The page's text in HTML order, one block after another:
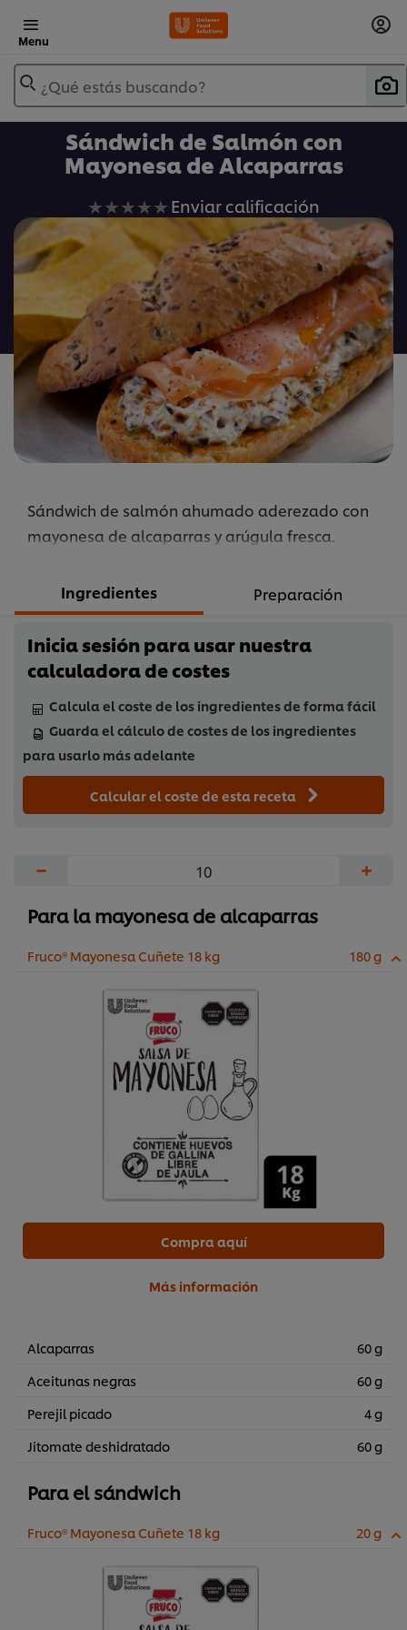
Menu
¿Qué estás buscando?
Sándwich de Salmón con
Mayonesa de Alcaparras
No
se
han
enviado
calificaciones
para
este
recipe
Enviar calificación
Sándwich de salmón ahumado aderezado con
mayonesa de alcaparras y arúgula fresca.
Ingredientes Preparación
Inicia sesión para usar nuestra
calculadora de costes
Calcula el coste de los ingredientes de forma fácil
Guarda el cálculo de costes de los ingredientes
para usarlo más adelante
Calcular el coste de esta receta
− +
Para la mayonesa de alcaparras
Fruco® Mayonesa Cuñete 18 kg 180 g
Compra aquí
Más información
Alcaparras
60 g
Aceitunas negras
60 g
Perejil picado
4 g
Jitomate deshidratado
60 g
Para el sándwich
Fruco® Mayonesa Cuñete 18 kg 20 g